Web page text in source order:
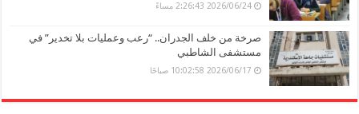
2026/06/24 2:26:43 مساءً
صرخة من خلف الجدران.. “رعب وعمليات بلا تخدير” في
مستشفى الشاطبي
2026/06/17 10:02:58 صباحًا